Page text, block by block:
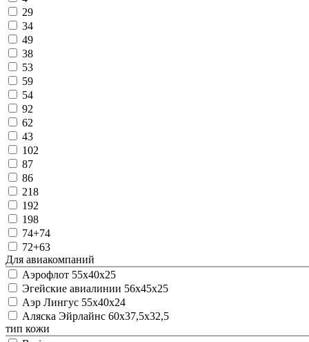
29
34
49
38
53
59
54
92
62
43
102
87
86
218
192
198
74+74
72+63
Для авиакомпаний
Аэрофлот 55х40х25
Эгейские авиалинии 56х45х25
Аэр Лингус 55х40х24
Аляска Эйрлайнс 60х37,5х32,5
тип кожи